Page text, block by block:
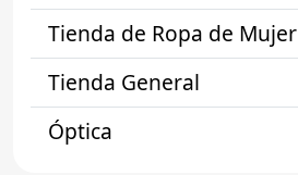
Tienda de Ropa de Mujer
Tienda General
Óptica